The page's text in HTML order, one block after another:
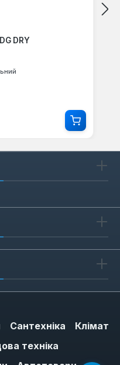
DRY
Сантехніка
Клімат
техніка